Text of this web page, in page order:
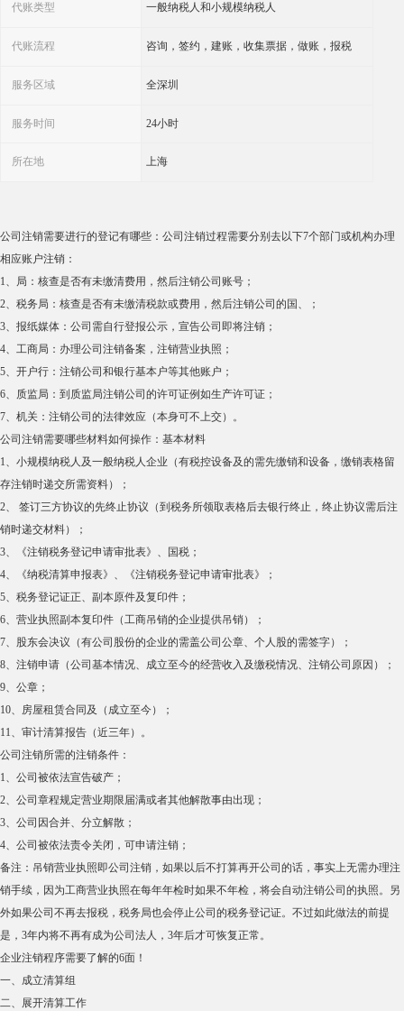
代账类型 一般纳税人和小规模纳税人
代账流程 咨询，签约，建账，收集票据，做账，报税
服务区域 全深圳
服务时间 24小时
所在地 上海
公司注销需要进行的登记有哪些：公司注销过程需要分别去以下7个部门或机构办理
相应账户注销：
1、局：核查是否有未缴清费用，然后注销公司账号；
2、税务局：核查是否有未缴清税款或费用，然后注销公司的国、；
3、报纸媒体：公司需自行登报公示，宣告公司即将注销；
4、工商局：办理公司注销备案，注销营业执照；
5、开户行：注销公司和银行基本户等其他账户；
6、质监局：到质监局注销公司的许可证例如生产许可证；
7、机关：注销公司的法律效应（本身可不上交）。
公司注销需要哪些材料如何操作：基本材料
1、小规模纳税人及一般纳税人企业（有税控设备及的需先缴销和设备，缴销表格留
存注销时递交所需资料）；
2、 签订三方协议的先终止协议（到税务所领取表格后去银行终止，终止协议需后注
销时递交材料）；
3、《注销税务登记申请审批表》、国税；
4、《纳税清算申报表》、《注销税务登记申请审批表》；
5、税务登记证正、副本原件及复印件；
6、营业执照副本复印件（工商吊销的企业提供吊销）；
7、股东会决议（有公司股份的企业的需盖公司公章、个人股的需签字）；
8、注销申请（公司基本情况、成立至今的经营收入及缴税情况、注销公司原因）；
9、公章；
10、房屋租赁合同及（成立至今）；
11、审计清算报告（近三年）。
公司注销所需的注销条件：
1、公司被依法宣告破产；
2、公司章程规定营业期限届满或者其他解散事由出现；
3、公司因合并、分立解散；
4、公司被依法责令关闭，可申请注销；
备注：吊销营业执照即公司注销，如果以后不打算再开公司的话，事实上无需办理注
销手续，因为工商营业执照在每年年检时如果不年检，将会自动注销公司的执照。另
外如果公司不再去报税，税务局也会停止公司的税务登记证。不过如此做法的前提
是，3年内将不再有成为公司法人，3年后才可恢复正常。
企业注销程序需要了解的6面！
一、成立清算组
二、展开清算工作